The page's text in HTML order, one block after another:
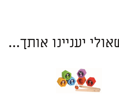
יעניינו אותך...